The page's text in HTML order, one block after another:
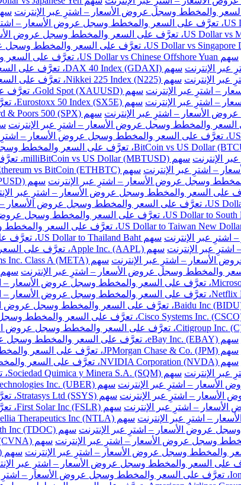
سهم US Dollar vs Chinese Offshore Yuan، تعرَّف على السعر والمخطط وسجل عروض الأسعار – اشترِ عبر الإنترنت
سهم DAX 40 Index (GDAXI)، تعرَّف على السعر والمخطط وسجل عروض الأسعار – اشترِ عبر الإنترنت
سهم Nikkei 225 Index (N225)، تعرَّف على السعر والمخطط وسجل عروض الأسعار – اشترِ عبر الإنترنت
سهم Gold Spot (XAUUSD)، تعرَّف على السعر والمخطط وسجل عروض الأسعار – اشترِ عبر الإنترنت
سهم Eurostoxx 50 Index (SX5E)، تعرَّف على السعر والمخطط وسجل عروض الأسعار – اشترِ عبر الإنترنت
سهم milliBitCoin vs US Dollar (MBTUSD)، تعرَّف على السعر والمخطط وسجل عروض الأسعار – اشترِ عبر الإنترنت
سهم US Dollar to Thailand Baht، تعرَّف على السعر والمخطط وسجل عروض الأسعار – اشترِ عبر الإنترنت
سهم Apple Inc. (AAPL)، تعرَّف على السعر والمخطط وسجل عروض الأسعار – اشترِ عبر الإنترنت
سهم eBay Inc. (EBAY)، تعرَّف على السعر والمخطط وسجل عروض الأسعار – اشترِ عبر الإنترنت
سهم JPMorgan Chase & Co. (JPM)، تعرَّف على السعر والمخطط وسجل عروض الأسعار – اشترِ عبر الإنترنت
سهم NVIDIA Corporation (NVDA)، تعرَّف على السعر والمخطط وسجل عروض الأسعار – اشترِ عبر الإنترنت
سهم Sociedad Quimica y Minera S.A. (SQM)، تعرَّف على السعر والمخطط وسجل عروض الأسعار – اشترِ عبر الإنترنت
سهم Stratasys Ltd (SSYS)، تعرَّف على السعر والمخطط وسجل عروض الأسعار – اشترِ عبر الإنترنت
سهم First Solar Inc (FSLR)، تعرَّف على السعر والمخطط وسجل عروض الأسعار – اشترِ عبر الإنترنت